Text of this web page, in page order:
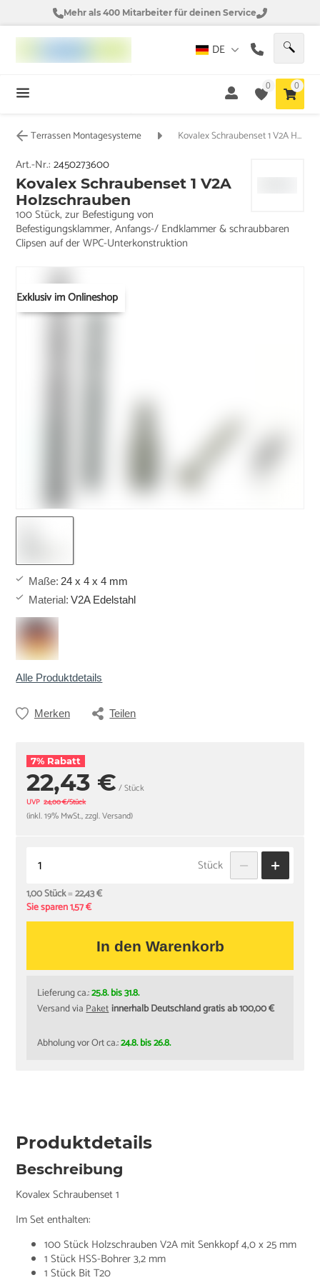
Mehr als 400 Mitarbeiter für deinen Service
DE
0 0
Terrassen Montagesysteme Kovalex Schraubenset 1 V2A Holzschrauben
Exklusiv im Onlineshop
Art.-Nr.:2450273600
Kovalex Schraubenset 1 V2A
Holzschrauben
100 Stück, zur Befestigung von
Befestigungsklammer, Anfangs-/ Endklammer & schraubbaren
Clipsen auf der WPC-Unterkonstruktion
Maße: 24 x 4 x 4 mm
Material: V2A Edelstahl
Alle Produktdetails
Merken Teilen
7% Rabatt
22,43 € / Stück
UVP 24,00 €/Stück
(inkl. 19% MwSt., zzgl. Versand)
Stück
1,00 Stück=22,43 €
Sie sparen 1,57 €
In den Warenkorb
Lieferung ca.:25.8. bis 31.8.
Versand viaPaketinnerhalb Deutschland gratis ab 100,00 €
Abholung vor Ort ca.:24.8. bis 26.8.
Produktdetails
Beschreibung
Kovalex Schraubenset 1
Im Set enthalten:
100 Stück Holzschrauben V2A mit Senkkopf 4,0 x 25 mm
1 Stück HSS-Bohrer 3,2 mm
1 Stück Bit T20